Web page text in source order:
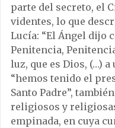
parte del secreto, el
videntes, lo que
Lucía: “El Ángel dijo
Penitencia,
luz, que es Dios, (…)
“hemos tenido el
Santo Padre”,
religiosos y
empinada, en cuya